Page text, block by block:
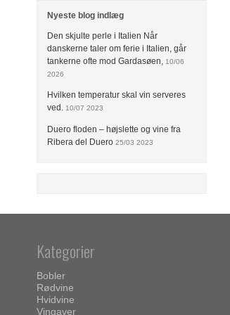
Nyeste blog indlæg
Den skjulte perle i Italien Når
danskerne taler om ferie i Italien, går
tankerne ofte mod Gardasøen, 10/06
2026
Hvilken temperatur skal vin serveres
ved. 10/07 2023
Duero floden – højslette og vine fra
Ribera del Duero 25/03 2023
Kategorier
Bobler
Rødvine
Hvidvine
Vingaver